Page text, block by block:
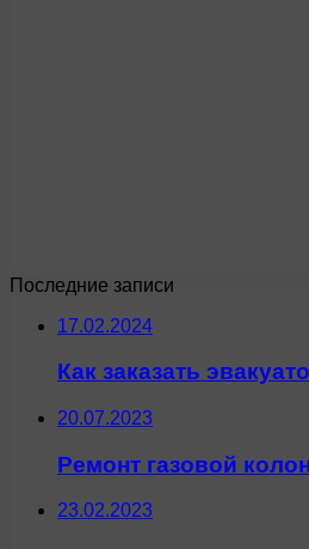
Последние записи
17.02.2024
Как заказать
20.07.2023
Ремонт газовой
23.02.2023